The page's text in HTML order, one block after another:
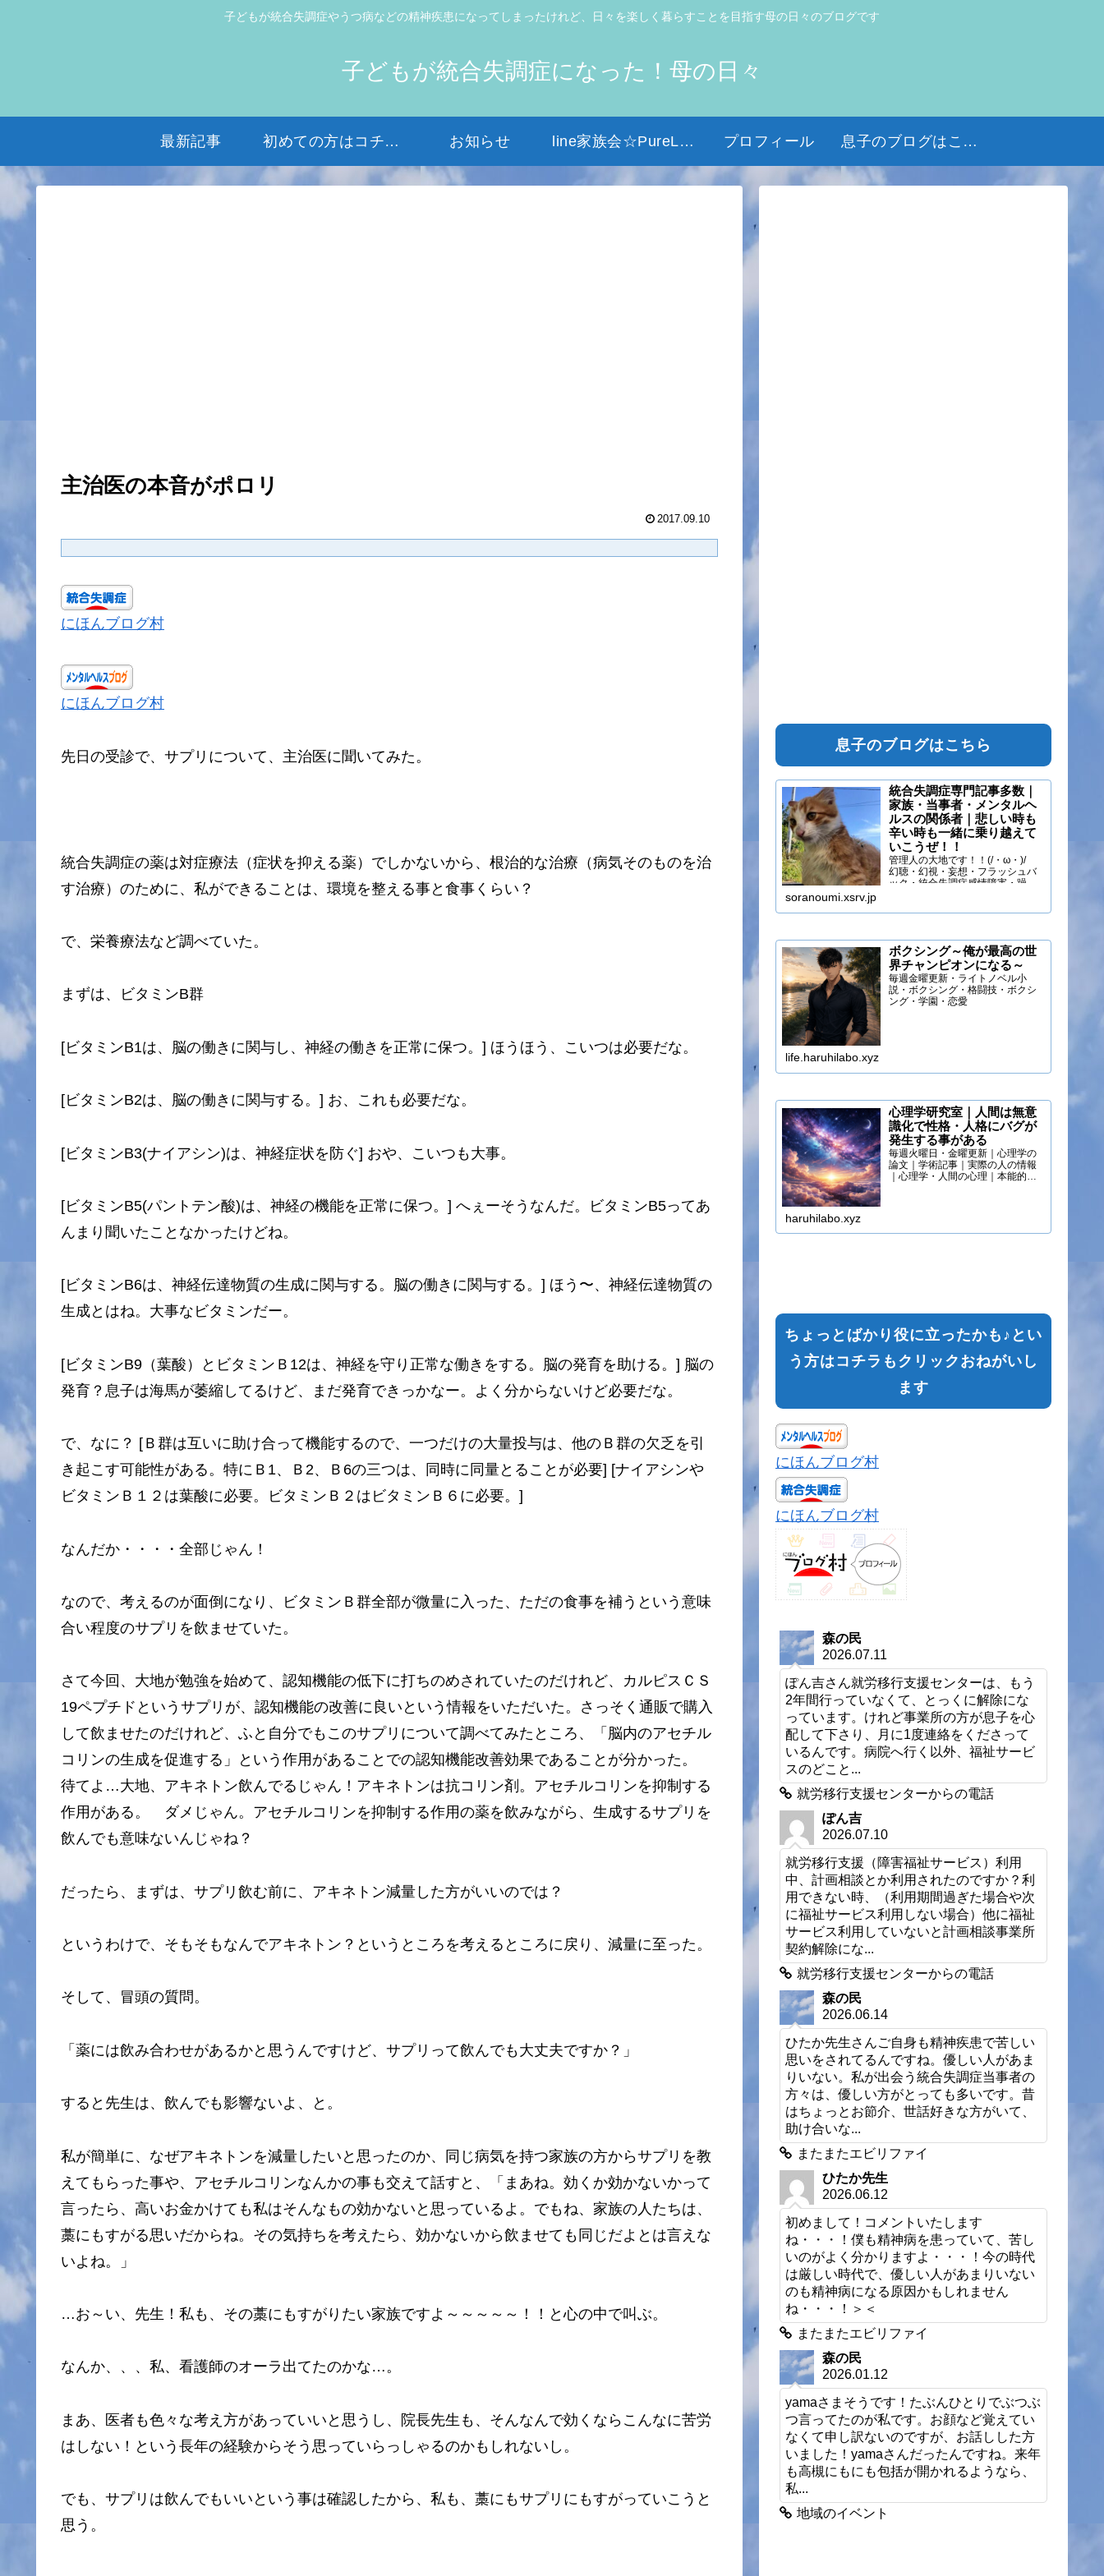
子どもが統合失調症やうつ病などの精神疾患になってしまったけれど、日々を楽しく暮らすことを目指す母の日々のブログです
子どもが統合失調症になった！母の日々
最新記事 初めての方はコチラから お知らせ line家族会☆PureLight☆ プロフィール 息子のブログはこちら
主治医の本音がポロリ
2017.09.10
にほんブログ村
にほんブログ村
先日の受診で、サプリについて、主治医に聞いてみた。
統合失調症の薬は対症療法（症状を抑える薬）でしかないから、根治的な治療（病気そのものを治
す治療）のために、私ができることは、環境を整える事と食事くらい？
で、栄養療法など調べていた。
まずは、ビタミンB群
[ビタミンB1は、脳の働きに関与し、神経の働きを正常に保つ。] ほうほう、こいつは必要だな。
[ビタミンB2は、脳の働きに関与する。] お、これも必要だな。
[ビタミンB3(ナイアシン)は、神経症状を防ぐ] おや、こいつも大事。
[ビタミンB5(パントテン酸)は、神経の機能を正常に保つ。] へぇーそうなんだ。ビタミンB5ってあ
んまり聞いたことなかったけどね。
[ビタミンB6は、神経伝達物質の生成に関与する。脳の働きに関与する。] ほう〜、神経伝達物質の
生成とはね。大事なビタミンだー。
[ビタミンB9（葉酸）とビタミンＢ12は、神経を守り正常な働きをする。脳の発育を助ける。] 脳の
発育？息子は海馬が萎縮してるけど、まだ発育できっかなー。よく分からないけど必要だな。
で、なに？ [Ｂ群は互いに助け合って機能するので、一つだけの大量投与は、他のＢ群の欠乏を引
き起こす可能性がある。特にＢ1、Ｂ2、Ｂ6の三つは、同時に同量とることが必要] [ナイアシンや
ビタミンＢ１２は葉酸に必要。ビタミンＢ２はビタミンＢ６に必要。]
なんだか・・・・全部じゃん！
なので、考えるのが面倒になり、ビタミンＢ群全部が微量に入った、ただの食事を補うという意味
合い程度のサプリを飲ませていた。
さて今回、大地が勉強を始めて、認知機能の低下に打ちのめされていたのだけれど、カルピスＣＳ
19ペプチドというサプリが、認知機能の改善に良いという情報をいただいた。さっそく通販で購入
して飲ませたのだけれど、ふと自分でもこのサプリについて調べてみたところ、「脳内のアセチル
コリンの生成を促進する」という作用があることでの認知機能改善効果であることが分かった。
待てよ…大地、アキネトン飲んでるじゃん！アキネトンは抗コリン剤。アセチルコリンを抑制する
作用がある。 ダメじゃん。アセチルコリンを抑制する作用の薬を飲みながら、生成するサプリを
飲んでも意味ないんじゃね？
だったら、まずは、サプリ飲む前に、アキネトン減量した方がいいのでは？
というわけで、そもそもなんでアキネトン？というところを考えるところに戻り、減量に至った。
そして、冒頭の質問。
「薬には飲み合わせがあるかと思うんですけど、サプリって飲んでも大丈夫ですか？」
すると先生は、飲んでも影響ないよ、と。
私が簡単に、なぜアキネトンを減量したいと思ったのか、同じ病気を持つ家族の方からサプリを教
えてもらった事や、アセチルコリンなんかの事も交えて話すと、「まあね。効くか効かないかって
言ったら、高いお金かけても私はそんなもの効かないと思っているよ。でもね、家族の人たちは、
藁にもすがる思いだからね。その気持ちを考えたら、効かないから飲ませても同じだよとは言えな
いよね。」
…お～い、先生！私も、その藁にもすがりたい家族ですよ～～～～～！！と心の中で叫ぶ。
なんか、、、私、看護師のオーラ出てたのかな…。
まあ、医者も色々な考え方があっていいと思うし、院長先生も、そんなんで効くならこんなに苦労
はしない！という長年の経験からそう思っていらっしゃるのかもしれないし。
でも、サプリは飲んでもいいという事は確認したから、私も、藁にもサプリにもすがっていこうと
思う。
息子のブログはこちら
統合失調症専門記事多数｜
家族・当事者・メンタルヘ
ルスの関係者｜悲しい時も
辛い時も一緒に乗り越えて
いこうぜ！！
管理人の大地です！！(/・ω・)/
幻聴・幻視・妄想・フラッシュバ
ック・統合失調症感情障害・躁う
soranoumi.xsrv.jp
ボクシング～俺が最高の世
界チャンピオンになる～
毎週金曜更新・ライトノベル小
説・ボクシング・格闘技・ボクシ
ング・学園・恋愛
life.haruhilabo.xyz
心理学研究室｜人間は無意
識化で性格・人格にバグが
発生する事がある
毎週火曜日・金曜更新｜心理学の
論文｜学術記事｜実際の人の情報
｜心理学・人間の心理｜本能的心
haruhilabo.xyz
ちょっとばかり役に立ったかも♪とい
う方はコチラもクリックおねがいし
ます
にほんブログ村
にほんブログ村
森の民
2026.07.11
ぽん吉さん就労移行支援センターは、もう
2年間行っていなくて、とっくに解除にな
っています。けれど事業所の方が息子を心
配して下さり、月に1度連絡をくださって
いるんです。病院へ行く以外、福祉サービ
スのどこと...
就労移行支援センターからの電話
ぽん吉
2026.07.10
就労移行支援（障害福祉サービス）利用
中、計画相談とか利用されたのですか？利
用できない時、（利用期間過ぎた場合や次
に福祉サービス利用しない場合）他に福祉
サービス利用していないと計画相談事業所
契約解除にな...
就労移行支援センターからの電話
森の民
2026.06.14
ひたか先生さんご自身も精神疾患で苦しい
思いをされてるんですね。優しい人があま
りいない。私が出会う統合失調症当事者の
方々は、優しい方がとっても多いです。昔
はちょっとお節介、世話好きな方がいて、
助け合いな...
またまたエビリファイ
ひたか先生
2026.06.12
初めまして！コメントいたします
ね・・・！僕も精神病を患っていて、苦し
いのがよく分かりますよ・・・！今の時代
は厳しい時代で、優しい人があまりいない
のも精神病になる原因かもしれません
ね・・・！＞＜
またまたエビリファイ
森の民
2026.01.12
yamaさまそうです！たぶんひとりでぶつぶ
つ言ってたのが私です。お顔など覚えてい
なくて申し訳ないのですが、お話しした方
いました！yamaさんだったんですね。来年
も高槻にもにも包括が開かれるようなら、
私...
地域のイベント